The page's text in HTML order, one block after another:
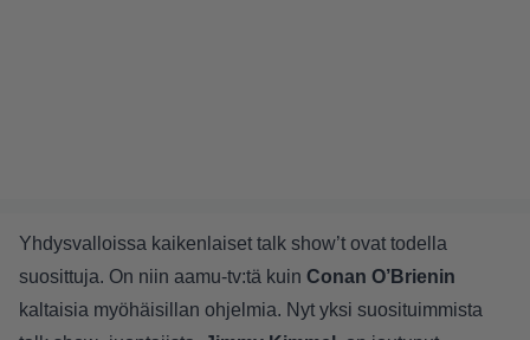
Yhdysvalloissa kaikenlaiset talk show’t ovat todella
suosittuja. On niin aamu-tv:tä kuin Conan O’Brienin
kaltaisia myöhäisillan ohjelmia. Nyt yksi suosituimmista